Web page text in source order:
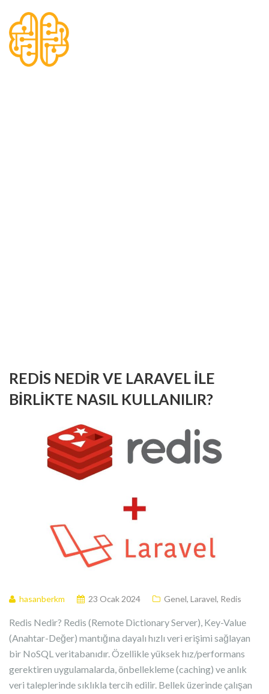
REDIS NEDIR VE LARAVEL ILE
BIRLIKTE NASIL KULLANILIR?
hasanberkm 23 Ocak 2024 Genel, Laravel, Redis
Redis Nedir? Redis (Remote Dictionary Server), Key-Value
(Anahtar-Değer) mantığına dayalı hızlı veri erişimi sağlayan
bir NoSQL veritabanıdır. Özellikle yüksek hız/performans
gerektiren uygulamalarda, önbellekleme (caching) ve anlık
veri taleplerinde sıklıkla tercih edilir. Bellek üzerinde çalışan